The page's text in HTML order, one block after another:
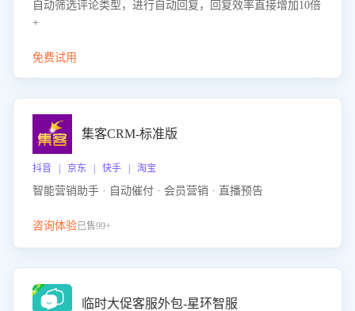
自动筛选评论类型，进行自动回复，回复效率直接增加10倍
+
免费试用
集客CRM-标准版
抖音 | 京东 | 快手 | 淘宝
智能营销助手 · 自动催付 · 会员营销 · 直播预告
咨询体验已售99+
临时大促客服外包-星环智服